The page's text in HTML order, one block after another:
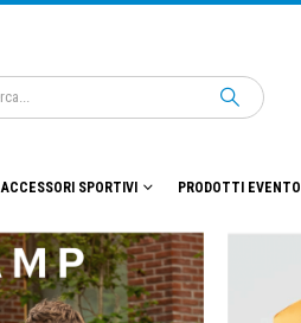
ACCESSORI SPORTIVI PRODOTTI EVENTO